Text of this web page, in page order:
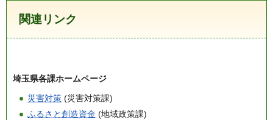
関連リンク
埼玉県各課ホームページ
災害対策 (災害対策課)
ふるさと創造資金 (地域政策課)